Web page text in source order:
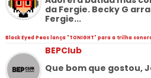
da Fergie. Becky G
Fergie...
Black Eyed Peas lança "TONIGHT" para a trilha
BEPClub
Que bom que gostou,